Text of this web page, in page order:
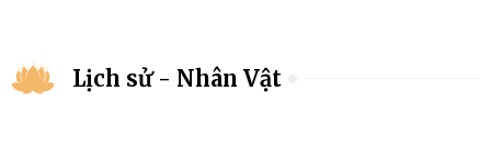
Lịch sử - Nhân Vật